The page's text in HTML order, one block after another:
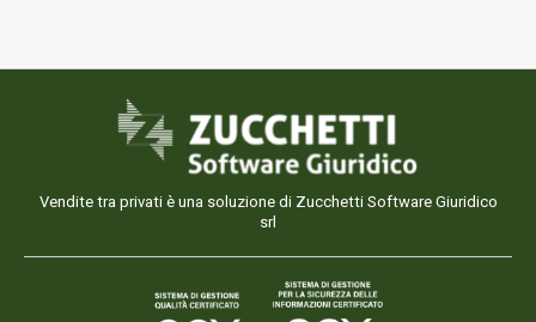
Vendite tra privati è una soluzione di Zucchetti Software Giuridico
srl